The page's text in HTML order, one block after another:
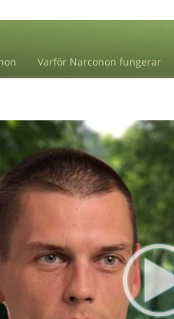
Varför Narconon fungerar